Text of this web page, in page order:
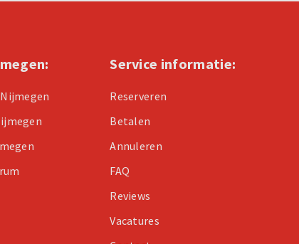
Service informatie:
Reserveren
Betalen
Annuleren
FAQ
Reviews
Vacatures